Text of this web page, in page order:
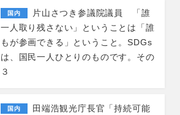
国内
片山さつき参議院議員 「誰
一人取り残さない」ということは「誰
もが参画できる」ということ。SDGs
は、国民一人ひとりのものです。その
３
国内
田端浩観光庁長官「持続可能